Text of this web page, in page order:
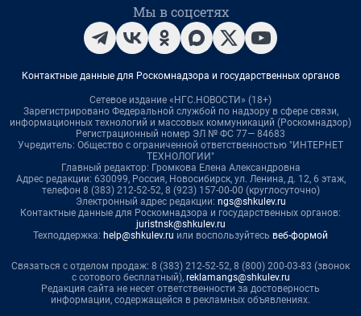
Мы в соцсетях
Контактные данные для Роскомнадзора и государственных органов
Сетевое издание «НГС.НОВОСТИ» (18+)
Зарегистрировано Федеральной службой по надзору в сфере связи,
информационных технологий и массовых коммуникаций (Роскомнадзор)
Регистрационный номер ЭЛ № ФС 77— 84683
Учредитель: Общество с ограниченной ответственностью "ИНТЕРНЕТ
ТЕХНОЛОГИИ"
Главный редактор: Громкова Елена Александровна
Адрес редакции: 630099, Россия, Новосибирск, ул. Ленина, д. 12, 6 этаж,
телефон 8 (383) 212-52-52, 8 (923) 157-00-00 (круглосуточно)
Электронный адрес редакции: ngs@shkulev.ru
Контактные данные для Роскомнадзора и государственных органов:
juristnsk@shkulev.ru
Техподдержка: help@shkulev.ru или воспользуйтесь веб-формой
Связаться с отделом продаж: 8 (383) 212-52-52, 8 (800) 200-03-83 (звонок
с сотового бесплатный), reklamangs@shkulev.ru
Редакция сайта не несет ответственности за достоверность
информации, содержащейся в рекламных объявлениях.